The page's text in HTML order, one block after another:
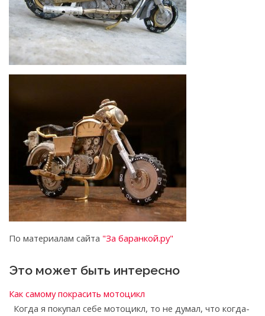
По материалам сайта "За баранкой.ру"
Это может быть интересно
Как самому покрасить мотоцикл
Когда я покупал себе мотоцикл, то не думал, что когда-